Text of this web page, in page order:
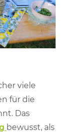
viele
für die
Das
bewusst, als